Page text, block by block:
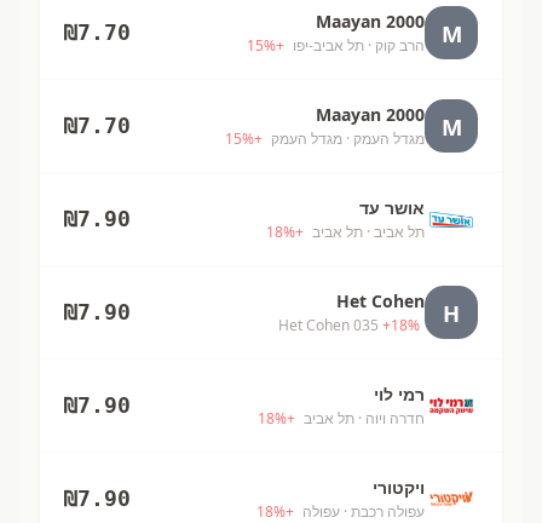
M
Maayan 2000
הרב קוק · תל אביב-יפו +
15%
₪7.70
M
Maayan 2000
מגדל העמק · מגדל העמק +
15%
₪7.70
אושר עד
תל אביב · תל אביב +
18%
₪7.90
H
Het Cohen
Het Cohen 035 +18%
₪7.90
רמי לוי
חדרה ויוה · תל אביב +
18%
₪7.90
ויקטורי
עפולה רכבת · עפולה +
18%
₪7.90